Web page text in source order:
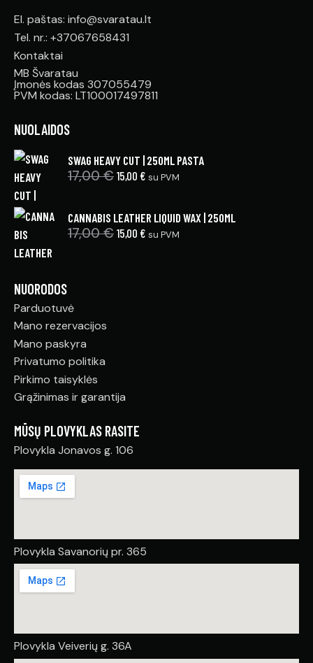
El. paštas: info@svaratau.lt
Tel. nr.: +37067658431
Kontaktai
MB Švaratau
Įmonės kodas 307055479
PVM kodas: LT100017497811
NUOLAIDOS
SWAG HEAVY CUT | 250ML PASTA
17,00€ 15,00 € su PVM
CANNABIS LEATHER LIQUID WAX | 250ML
17,00€ 15,00 € su PVM
NUORODOS
Parduotuvė
Mano rezervacijos
Mano paskyra
Privatumo politika
Pirkimo taisyklės
Grąžinimas ir garantija
MŪSŲ PLOVYKLAS RASITE
Plovykla Jonavos g. 106
Plovykla Savanorių pr. 365
Plovykla Veiverių g. 36A